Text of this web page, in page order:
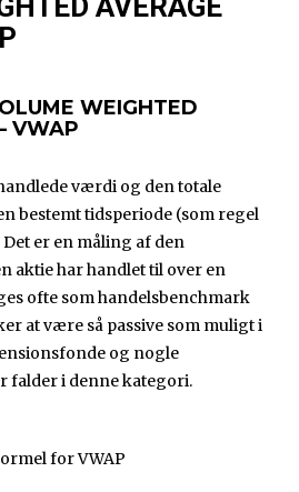
AVERAGE
WEIGHTED
VWAP
værdi og den totale
bestemt tidsperiode (som regel
er en måling af den
aktie har handlet til over en
ofte som handelsbenchmark
at være så passive som muligt i
og nogle
i denne kategori.